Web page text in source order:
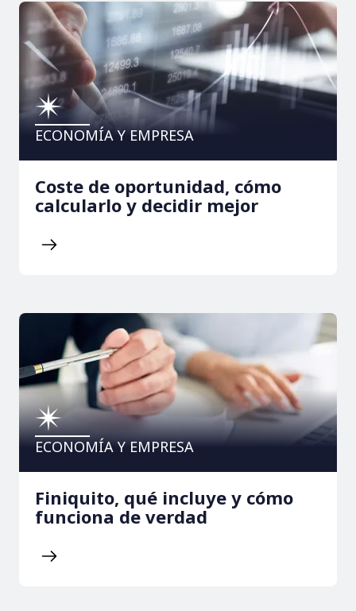
ECONOMÍA Y EMPRESA
Coste de oportunidad, cómo
calcularlo y decidir mejor
ECONOMÍA Y EMPRESA
Finiquito, qué incluye y cómo
funciona de verdad